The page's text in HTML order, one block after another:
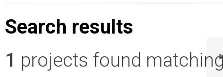
Search results
1 projects found